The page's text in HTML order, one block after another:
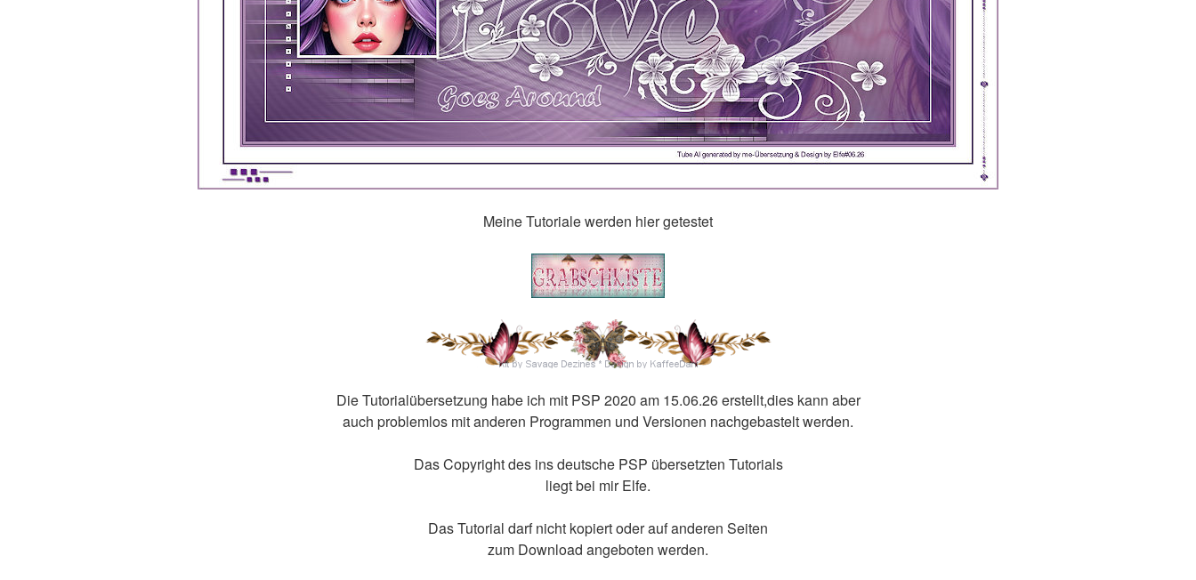
Meine Tutoriale werden hier getestet
Die Tutorialübersetzung habe ich mit PSP 2020 am 15.06.26 erstellt,dies kann aber
auch problemlos mit anderen Programmen und Versionen nachgebastelt werden.
Das Copyright des ins deutsche PSP übersetzten Tutorials
liegt bei mir Elfe.
Das Tutorial darf nicht kopiert oder auf anderen Seiten
zum Download angeboten werden.